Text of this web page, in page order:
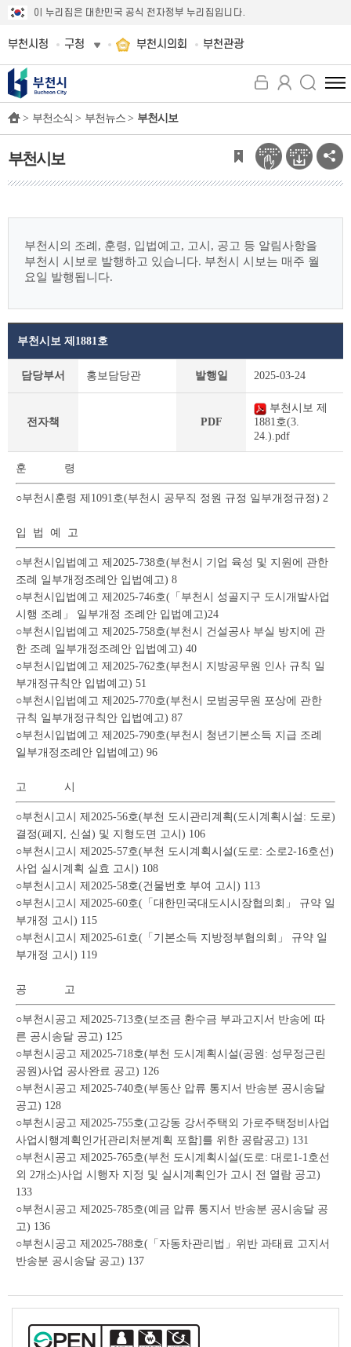
이 누리집은 대한민국 공식 전자정부 누리집입니다.
부천시청 구청 부천시의회 부천관광
전
체
뉴
보
기
> 부천소식 > 부천뉴스 > 부천시보
부천시보
부천시의 조례, 훈령, 입법예고, 고시, 공고 등 알림사항을
부천시 시보로 발행하고 있습니다. 부천시 시보는 매주 월
요일 발행됩니다.
조
테
부천시보 제1881호
담당부서 홍보담당관 발행일 2025-03-24
전자책 PDF
부천시보 제
1881호(3.
24.).pdf
훈 령
○부천시훈령 제1091호(부천시 공무직 정원 규정 일부개정규정) 2
입 법 예 고
○부천시입법예고 제2025-738호(부천시 기업 육성 및 지원에 관한
조례 일부개정조례안 입법예고) 8
○부천시입법예고 제2025-746호(「부천시 성골지구 도시개발사업
시행 조례」 일부개정 조례안 입법예고)24
○부천시입법예고 제2025-758호(부천시 건설공사 부실 방지에 관
한 조례 일부개정조례안 입법예고) 40
○부천시입법예고 제2025-762호(부천시 지방공무원 인사 규칙 일
부개정규칙안 입법예고) 51
○부천시입법예고 제2025-770호(부천시 모범공무원 포상에 관한
규칙 일부개정규칙안 입법예고) 87
○부천시입법예고 제2025-790호(부천시 청년기본소득 지급 조례
일부개정조례안 입법예고) 96
고 시
○부천시고시 제2025-56호(부천 도시관리계획(도시계획시설: 도로)
결정(폐지, 신설) 및 지형도면 고시) 106
○부천시고시 제2025-57호(부천 도시계획시설(도로: 소로2-16호선)
사업 실시계획 실효 고시) 108
○부천시고시 제2025-58호(건물번호 부여 고시) 113
○부천시고시 제2025-60호(「대한민국대도시시장협의회」 규약 일
부개정 고시) 115
○부천시고시 제2025-61호(「기본소득 지방정부협의회」 규약 일
부개정 고시) 119
공 고
○부천시공고 제2025-713호(보조금 환수금 부과고지서 반송에 따
른 공시송달 공고) 125
○부천시공고 제2025-718호(부천 도시계획시설(공원: 성무정근린
공원)사업 공사완료 공고) 126
○부천시공고 제2025-740호(부동산 압류 통지서 반송분 공시송달
공고) 128
○부천시공고 제2025-755호(고강동 강서주택외 가로주택정비사업
사업시행계획인가[관리처분계획 포함]를 위한 공람공고) 131
○부천시공고 제2025-765호(부천 도시계획시설(도로: 대로1-1호선
외 2개소)사업 시행자 지정 및 실시계획인가 고시 전 열람 공고)
133
○부천시공고 제2025-785호(예금 압류 통지서 반송분 공시송달 공
고) 136
○부천시공고 제2025-788호(「자동차관리법」위반 과태료 고지서
반송분 공시송달 공고) 137